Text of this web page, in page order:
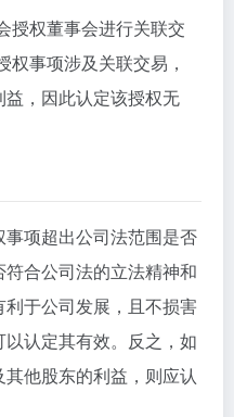
授权董事会进行关联交
权事项涉及关联交易，
，因此认定该授权无
项超出公司法范围是否
合公司法的立法精神和
于公司发展，且不损害
认定其有效。反之，如
他股东的利益，则应认